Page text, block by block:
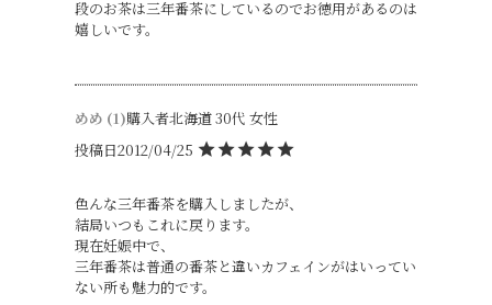
段のお茶は三年番茶にしているのでお徳用があるのは
嬉しいです。
めめ 1 購入者北海道30代 女性
投稿日2012/04/25
色んな三年番茶を購入しましたが、
結局いつもこれに戻ります。
現在妊娠中で、
三年番茶は普通の番茶と違いカフェインがはいってい
ない所も魅力的です。